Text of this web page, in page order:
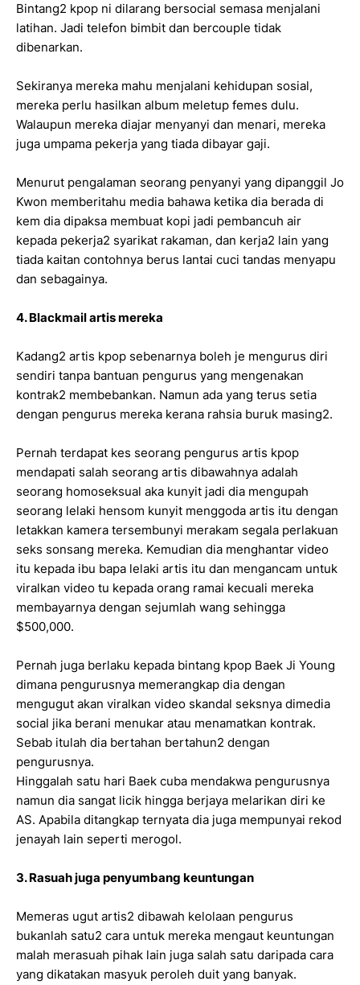
Bintang2 kpop ni dilarang bersocial semasa menjalani
latihan. Jadi telefon bimbit dan bercouple tidak
dibenarkan.
Sekiranya mereka mahu menjalani kehidupan sosial,
mereka perlu hasilkan album meletup femes dulu.
Walaupun mereka diajar menyanyi dan menari, mereka
juga umpama pekerja yang tiada dibayar gaji.
Menurut pengalaman seorang penyanyi yang dipanggil Jo
Kwon memberitahu media bahawa ketika dia berada di
kem dia dipaksa membuat kopi jadi pembancuh air
kepada pekerja2 syarikat rakaman, dan kerja2 lain yang
tiada kaitan contohnya berus lantai cuci tandas menyapu
dan sebagainya.
4. Blackmail artis mereka
Kadang2 artis kpop sebenarnya boleh je mengurus diri
sendiri tanpa bantuan pengurus yang mengenakan
kontrak2 membebankan. Namun ada yang terus setia
dengan pengurus mereka kerana rahsia buruk masing2.
Pernah terdapat kes seorang pengurus artis kpop
mendapati salah seorang artis dibawahnya adalah
seorang homoseksual aka kunyit jadi dia mengupah
seorang lelaki hensom kunyit menggoda artis itu dengan
letakkan kamera tersembunyi merakam segala perlakuan
seks sonsang mereka. Kemudian dia menghantar video
itu kepada ibu bapa lelaki artis itu dan mengancam untuk
viralkan video tu kepada orang ramai kecuali mereka
membayarnya dengan sejumlah wang sehingga
$500,000.
Pernah juga berlaku kepada bintang kpop Baek Ji Young
dimana pengurusnya memerangkap dia dengan
mengugut akan viralkan video skandal seksnya dimedia
social jika berani menukar atau menamatkan kontrak.
Sebab itulah dia bertahan bertahun2 dengan
pengurusnya.
Hinggalah satu hari Baek cuba mendakwa pengurusnya
namun dia sangat licik hingga berjaya melarikan diri ke
AS. Apabila ditangkap ternyata dia juga mempunyai rekod
jenayah lain seperti merogol.
3. Rasuah juga penyumbang keuntungan
Memeras ugut artis2 dibawah kelolaan pengurus
bukanlah satu2 cara untuk mereka mengaut keuntungan
malah merasuah pihak lain juga salah satu daripada cara
yang dikatakan masyuk peroleh duit yang banyak.